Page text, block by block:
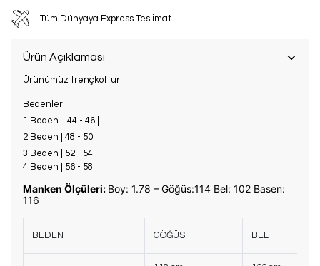
Tüm Dünyaya Express Teslimat
Ürün Açıklaması
Ürünümüz trençkottur
Bedenler :
1 Beden | 44 - 46 |
2 Beden | 48 - 50 |
3 Beden | 52 - 54 |
4 Beden | 56 - 58 |
Manken Ölçüleri: Boy: 1.78 – Göğüs:114 Bel: 102 Basen:
116
BEDEN GÖĞÜS BEL